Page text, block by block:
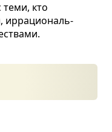
кто
ирра­ци­о­наль­